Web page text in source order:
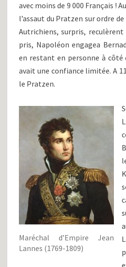
avec moins de 9 000 Français !
l’assaut du Pratzen sur ordre
Autrichiens, surpris, reculèrent
pris, Napoléon engagea
en restant en personne à côté
avait une confiance limitée. A
le Pratzen.
Maréchal d’Empire Jean
Lannes (1769-1809)